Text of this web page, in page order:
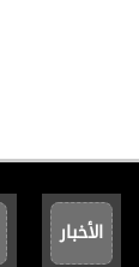
الأخبار